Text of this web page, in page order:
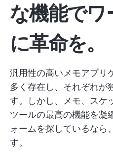
な機能でワ
に革命を。
汎用性の高いメモアプリ
多く存在し、それぞれが
す。しかし、メモ、スケ
ツールの最高の機能を凝
ォームを探しているな
す。